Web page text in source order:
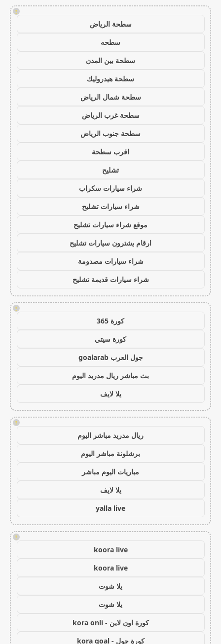
!
سطحة الرياض
سطحه
سطحة بين المدن
سطحة هيدروليك
سطحة شمال الرياض
سطحة غرب الرياض
سطحة جنوب الرياض
اقرب سطحة
تشليح
شراء سيارات سكراب
شراء سيارات تشليح
موقع شراء سيارات تشليح
ارقام يشترون سيارات تشليح
شراء سيارات مصدومة
شراء سيارات قديمة تشليح
!
كورة 365
كورة سيتي
جول العرب goalarab
بث مباشر ريال مدريد اليوم
يلا لايف
!
ريال مدريد مباشر اليوم
برشلونة مباشر اليوم
مباريات اليوم مباشر
يلا لايف
yalla live
!
koora live
koora live
يلا شوت
يلا شوت
كورة اون لاين - kora onli
كورة جول - kora goal